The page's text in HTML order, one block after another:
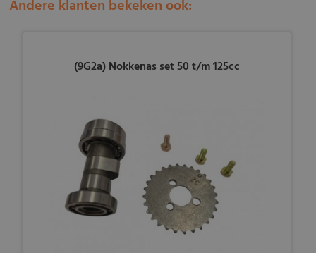
Andere klanten bekeken ook:
(9G2a) Nokkenas set 50 t/m 125cc